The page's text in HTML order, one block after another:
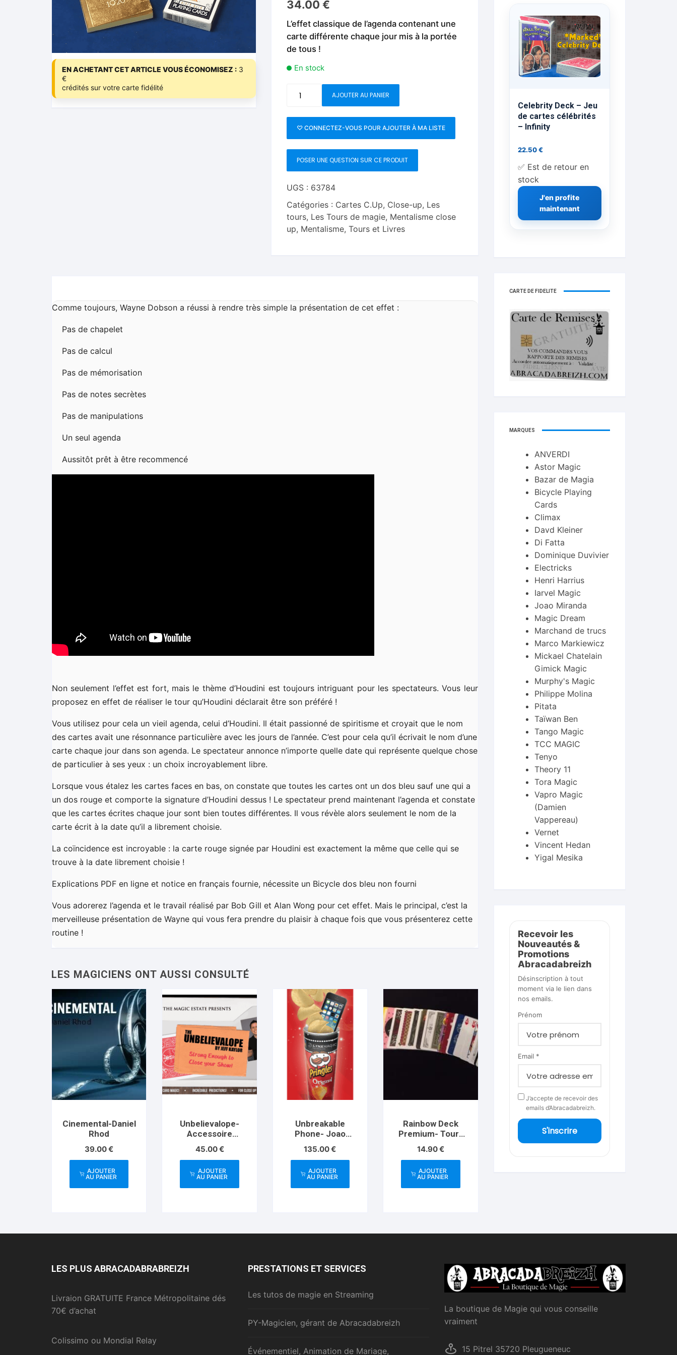
Foulards C.Up
Mentalisme close up
Pièces-Billets
Feu
La Magie pour les Enfants
Pièces-Billets
Livres sur la Magie
impromptue
Livres en Anglais
Neige, rubans, FP, Foulards …
EN ACHETANT CET ARTICLE VOUS ÉCONOMISEZ : 3
€
crédités sur votre carte fidélité
34.00€
L’effet classique de l’agenda contenant une
carte différente chaque jour mis à la portée
de tous !
En stock
Diary
-
Wayne
Dobson
&
Alan
AJOUTER AU PANIER
♡ CONNECTEZ-VOUS POUR AJOUTER À MA LISTE
POSER UNE QUESTION SUR CE PRODUIT
UGS : 63784
Catégories : Cartes C.Up, Close-up, Les
tours, Les Tours de magie, Mentalisme close
up, Mentalisme, Tours et Livres
Comme toujours, Wayne Dobson a réussi à rendre très simple la présentation de cet effet :
Pas de chapelet
Pas de calcul
Pas de mémorisation
Pas de notes secrètes
Pas de manipulations
Un seul agenda
Aussitôt prêt à être recommencé
Non seulement l’effet est fort, mais le thème d’Houdini est toujours intriguant pour les spectateurs. Vous leur
proposez en effet de réaliser le tour qu’Houdini déclarait être son préféré !
Vous utilisez pour cela un vieil agenda, celui d’Houdini. Il était passionné de spiritisme et croyait que le nom
des cartes avait une résonnance particulière avec les jours de l’année. C’est pour cela qu’il écrivait le nom d’une
carte chaque jour dans son agenda. Le spectateur annonce n’importe quelle date qui représente quelque chose
de particulier à ses yeux : un choix incroyablement libre.
Lorsque vous étalez les cartes faces en bas, on constate que toutes les cartes ont un dos bleu sauf une qui a
un dos rouge et comporte la signature d’Houdini dessus ! Le spectateur prend maintenant l’agenda et constate
que les cartes écrites chaque jour sont bien toutes différentes. Il vous révèle alors seulement le nom de la
carte écrit à la date qu’il a librement choisie.
La coïncidence est incroyable : la carte rouge signée par Houdini est exactement la même que celle qui se
trouve à la date librement choisie !
Explications PDF en ligne et notice en français fournie, nécessite un Bicycle dos bleu non fourni
Vous adorerez l’agenda et le travail réalisé par Bob Gill et Alan Wong pour cet effet. Mais le principal, c’est la
merveilleuse présentation de Wayne qui vous fera prendre du plaisir à chaque fois que vous présenterez cette
routine !
Cinemental-Daniel
Rhod
39.00€
AJOUTER
AU PANIER
Unbelievalope-
Accessoire
Mentalisme- Jeff
Kaylor
45.00€
AJOUTER
AU PANIER
Unbreakable
Phone- Joao
Miranda
135.00€
AJOUTER
AU PANIER
Rainbow Deck
Premium- Tour-
Abracadabreizh
14.90€
AJOUTER
AU PANIER
Celebrity Deck – Jeu
de cartes célébrités
– Infinity
22.50€
✅ Est de retour en
stock
J'en profite
maintenant
CARTE DE FIDELITÉ
MARQUES
ANVERDI
Astor Magic
Bazar de Magia
Bicycle Playing
Cards
Climax
Davd Kleiner
Di Fatta
Dominique Duvivier
Electricks
Henri Harrius
Iarvel Magic
Joao Miranda
Magic Dream
Marchand de trucs
Marco Markiewicz
Mickael Chatelain
Gimick Magic
Murphy's Magic
Philippe Molina
Pitata
Taïwan Ben
Tango Magic
TCC MAGIC
Tenyo
Theory 11
Tora Magic
Vapro Magic
(Damien
Vappereau)
Vernet
Vincent Hedan
Yigal Mesika
Recevoir les
Nouveautés &
Promotions
Abracadabreizh
Désinscription à tout
moment via le lien dans
nos emails.
Prénom
Email *
J’accepte de recevoir des
emails d’Abracadabreizh.
S'inscrire
LES PLUS ABRACADABRABREIZH
Livraion GRATUITE France Métropolitaine dés
70€ d’achat
Colissimo ou Mondial Relay
PRESTATIONS ET SERVICES
Les tutos de magie en Streaming
PY-Magicien, gérant de Abracadabreizh
Événementiel, Animation de Mariage,
La boutique de Magie qui vous conseille
vraiment
15 Pitrel 35720 Pleugueneuc